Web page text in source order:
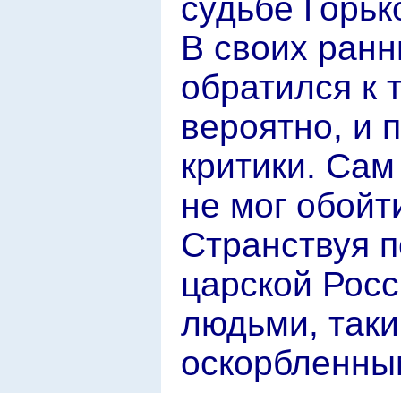
судьбе
В своих
обратился к
вероятно, и
критики.
не мог
Странствуя
царской
людьми,